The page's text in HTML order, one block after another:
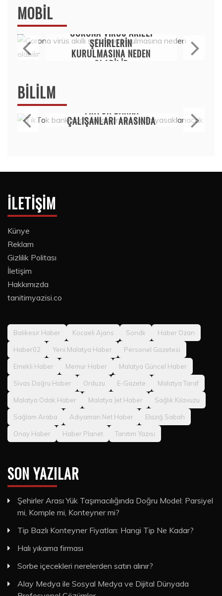
MOBIL
CORONA VIRÜS AKILLI
ŞEHIRLERIN
KURULMASINA NEDEN
OLABILIR
BILILM
TIKTOK BANKA
ÇALIŞANLARI ARASINDA
DA YASAKLANACAK
İLETIŞIM
Künye
Reklam
Gizlilik Politası
İletişim
Hakkımızda
tanitimyazisi.co
Balıkesir Haber Kocaeli Ajans Sondk Haber Ozan
Haber02 Yeni Malatya Haber Personel Gazetesi
Emekli Haber Memur Haber Malatya Güncel Haber
Sivas Doğru Haber Orduzu E-Gazete Malatya Taraf
Malatya Odak Haber Malatya Jet Haber Sağlık Kılavuzu
Sağlam Araba Adıyaman Net Haber Elazığ Sabah
Onay Haber Haber Planet Tanıtım Yazısı
SON YAZILAR
Şehirler Arası Yük Taşımacılığında Doğru Model: Parsiyel
mi, Komple mi, Konteyner mi?
Tip Bazlı Konteyner Fiyatları: Hangi Tip Ne Kadar?
Halı yıkama firması
Sorbe içecekleri nerelerden satın alınır?
Alay Medya ile Sosyal Medya ve Dijital Dünyada